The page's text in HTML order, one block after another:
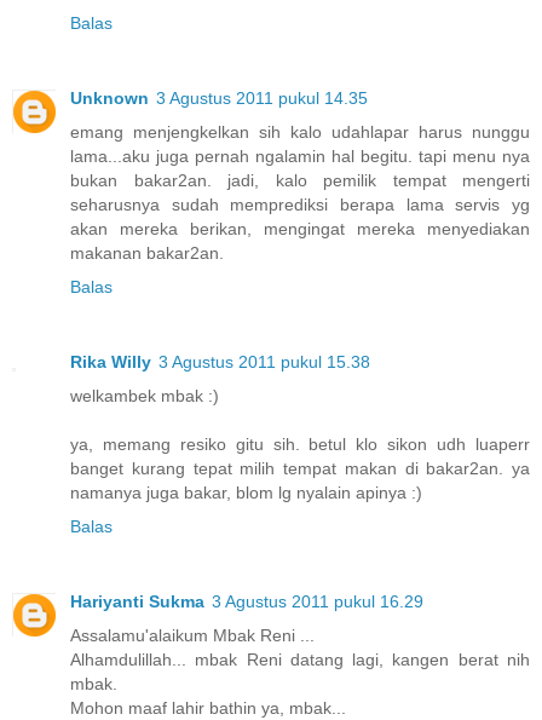
Balas
Unknown 3 Agustus 2011 pukul 14.35
emang menjengkelkan sih kalo udahlapar harus nunggu
lama...aku juga pernah ngalamin hal begitu. tapi menu nya
bukan bakar2an. jadi, kalo pemilik tempat mengerti
seharusnya sudah memprediksi berapa lama servis yg
akan mereka berikan, mengingat mereka menyediakan
makanan bakar2an.
Balas
Rika Willy 3 Agustus 2011 pukul 15.38
welkambek mbak :)
ya, memang resiko gitu sih. betul klo sikon udh luaperr
banget kurang tepat milih tempat makan di bakar2an. ya
namanya juga bakar, blom lg nyalain apinya :)
Balas
Hariyanti Sukma 3 Agustus 2011 pukul 16.29
Assalamu'alaikum Mbak Reni ...
Alhamdulillah... mbak Reni datang lagi, kangen berat nih
mbak.
Mohon maaf lahir bathin ya, mbak...